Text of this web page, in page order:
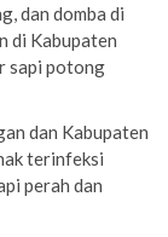
dan domba di
di Kabupaten
sapi potong
dan Kabupaten
terinfeksi
perah dan